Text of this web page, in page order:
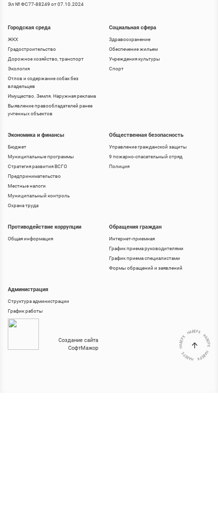
Эл № ФС77-88249 от 07.10.2024
Городская среда
ЖКХ
Градостроительство
Дорожное хозяйство, транспорт
Экология
Отлов и содержание собак без
владельцев
Имущество. Земля. Наружная реклама
Выявление правообладателей ранее
учтенных объектов
Социальная сфера
Здравоохранение
Обеспечение жильем
Учреждения культуры
Спорт
Экономика и финансы
Бюджет
Муниципальные программы
Стратегия развития ВСГО
Предпринимательство
Местные налоги
Муниципальный контроль
Охрана труда
Общественная безопасность
Управление гражданской защиты
9 пожарно-спасательный отряд
Полиция
Противодействие коррупции
Общая информация
Обращения граждан
Интернет-приемная
График приема руководителями
График приема специалистами
Формы обращений и заявлений
Администрация
Структура администрации
График работы
Создание сайта
СофтМажор